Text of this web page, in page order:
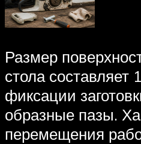
Размер
стола
фиксации
образные пазы.
перемещения